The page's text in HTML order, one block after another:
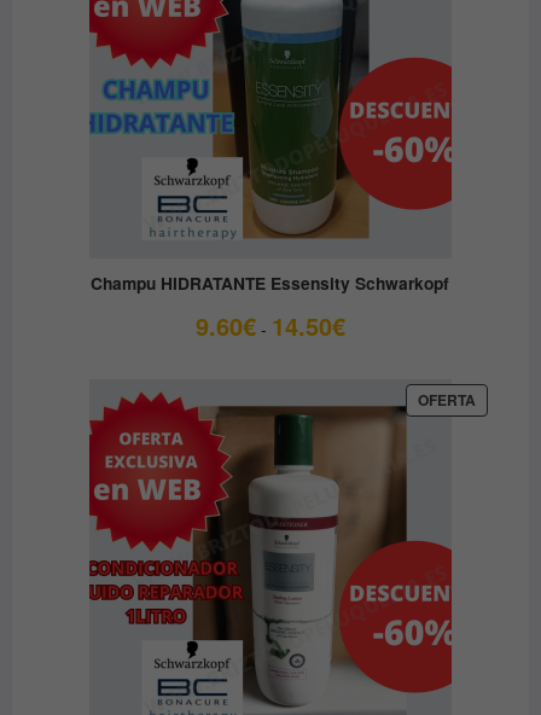
Champu HIDRATANTE Essensity Schwarkopf
9.60€ - 14.50€Rango
9.60€
OFERTA
EN